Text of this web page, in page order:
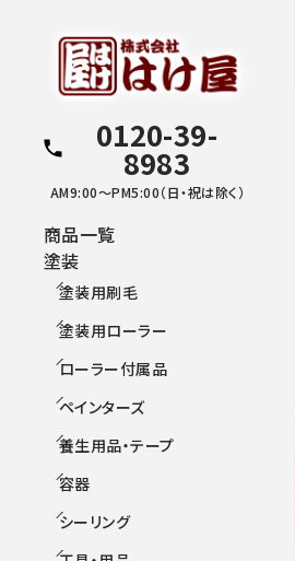
0120-39-
8983
AM9:00～PM5:00（日・祝は除く）
商品一覧
塗装
塗装用刷毛
塗装用ローラー
ローラー付属品
ペインターズ
養生用品・テープ
容器
シーリング